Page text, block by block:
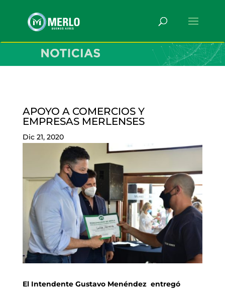
APOYO A COMERCIOS Y
EMPRESAS MERLENSES
Dic 21, 2020
El Intendente Gustavo Menéndez entregó